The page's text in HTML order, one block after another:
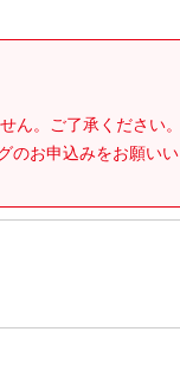
ん。ご了承ください。
のお申込みをお願いい